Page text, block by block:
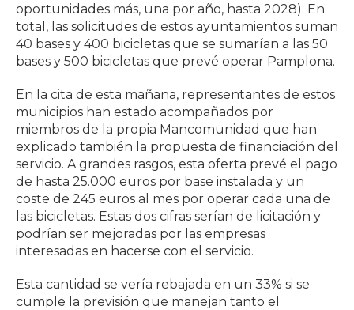
oportunidades más, una por año, hasta 2028). En
total, las solicitudes de estos ayuntamientos suman
40 bases y 400 bicicletas que se sumarían a las 50
bases y 500 bicicletas que prevé operar Pamplona.
En la cita de esta mañana, representantes de estos
municipios han estado acompañados por
miembros de la propia Mancomunidad que han
explicado también la propuesta de financiación del
servicio. A grandes rasgos, esta oferta prevé el pago
de hasta 25.000 euros por base instalada y un
coste de 245 euros al mes por operar cada una de
las bicicletas. Estas dos cifras serían de licitación y
podrían ser mejoradas por las empresas
interesadas en hacerse con el servicio.
Esta cantidad se vería rebajada en un 33% si se
cumple la previsión que manejan tanto el